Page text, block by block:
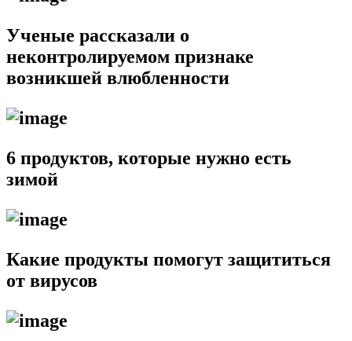
Ученые рассказали о
неконтролируемом признаке
возникшей влюбленности
6 продуктов, которые нужно есть
зимой
Какие продукты помогут защититься
от вирусов